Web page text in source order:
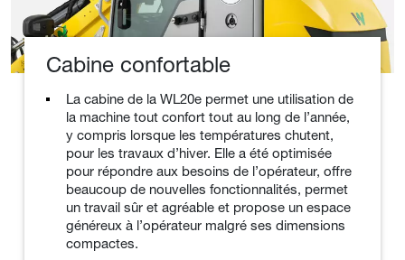
Cabine confortable
La cabine de la WL20e permet une utilisation de
la machine tout confort tout au long de l’année,
y compris lorsque les températures chutent,
pour les travaux d’hiver. Elle a été optimisée
pour répondre aux besoins de l’opérateur, offre
beaucoup de nouvelles fonctionnalités, permet
un travail sûr et agréable et propose un espace
généreux à l’opérateur malgré ses dimensions
compactes.